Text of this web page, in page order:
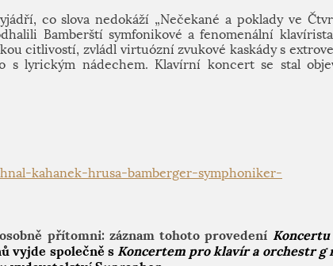
co slova nedokáží „Nečekané a poklady ve
Bamberští symfonikové a fenomenální
citlivostí, zvládl virtuózní zvukové kaskády s
s lyrickým nádechem. Klavírní koncert se stal
kahanek-hrusa-bamberger-symphoniker-
přítomni: záznam tohoto provedení
vyjde společně s Koncertem pro klavír a orchestr g